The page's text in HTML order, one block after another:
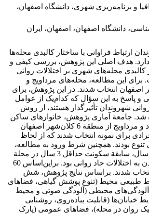
و برنامه‌ریزی شهری، دانشگاه اصفهان،
دانشگاه اصفهان، اصفهان، ایران
ارتباط فراوانی با ساختار کالبدی محله‌ها
هدف اصلی این پژوهش، بررسی کیفی و
کالبدی محله‌های شهری بر اختلالات روانی
برای این مطالعه، محله‌های مرداویج و
اصفهان انتخاب شدند. در این پژوهش، برای
پاسخ به این سؤال که کدام‌یک از عوامل
شهروندان تأثیرگذار هستند، از روش
شد. جامعة آماری پژوهش، خانوارهای ساکن
در محله‌های مفت‌آباد و مرداویج از منطقة 6 کلان‌شهر اصفهان
برای نمونه انتخاب شدند که از لحاظ
بودند. همچنین شرط ورود به مطالعه،
داشتن سن بالای 20 سال، سابقة سکونت حداقل 3 سال در محلة
مورد نظر و مبتلانبودن به اختلالات حاد روانی بود. براین‌اساس 60
شدند. براساس نتایج پژوهش، شش
طبیعی محیط (تنوع پوشش گیاهی، فضاهای
آلودگی‌های محیطی (آلودگی صوتی و محیط
خیابان‌ها (قابلیت پیاده‌روی، روشنایی
روان در محله)، فضاهای عمومی (پارک